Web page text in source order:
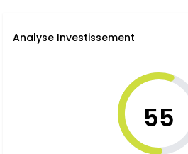
Analyse Investissement
55